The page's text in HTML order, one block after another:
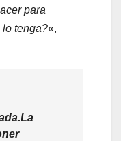
para
lo tenga?«,
La